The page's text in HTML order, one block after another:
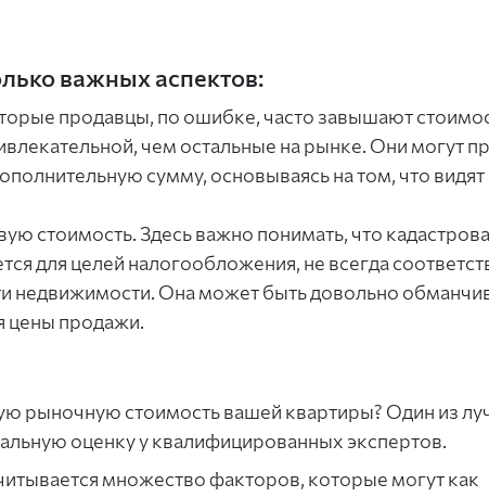
важных аспектов:
продавцы, по ошибке, часто завышают
чем остальные на рынке. Они могут
сумму, основываясь на том, что видят
стоимость. Здесь важно понимать, что
для целей налогообложения, не всегда
недвижимости. Она может быть довольно
цены продажи.
рыночную стоимость вашей квартиры? Один из
оценку у квалифицированных экспертов.
множество факторов, которые могут как